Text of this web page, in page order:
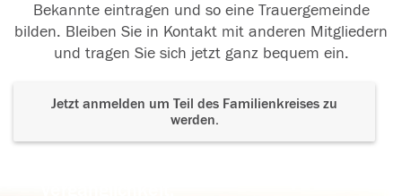
Bekannte eintragen und so eine Trauergemeinde
bilden. Bleiben Sie in Kontakt mit anderen Mitgliedern
und tragen Sie sich jetzt ganz bequem ein.
Jetzt anmelden um Teil des Familienkreises zu
werden.